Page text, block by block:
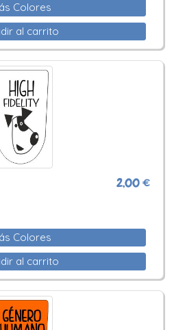
Colores
al carrito
2,00 €
Colores
al carrito